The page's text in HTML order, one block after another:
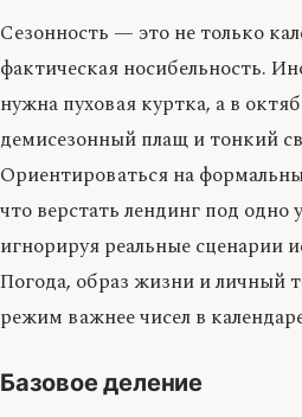
Сезонность — это не только
фактическая носибельность.
нужна пуховая куртка, а в
демисезонный плащ и тонкий
Ориентироваться на
что верстать лендинг под одно
игнорируя реальные сценарии
Погода, образ жизни и личный
режим важнее чисел в
Базовое деление